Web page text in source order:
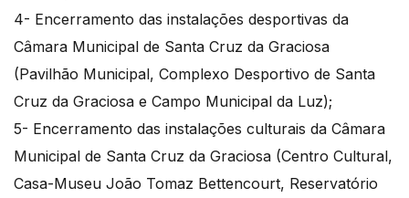
4- Encerramento das instalações desportivas da
Câmara Municipal de Santa Cruz da Graciosa
(Pavilhão Municipal, Complexo Desportivo de Santa
Cruz da Graciosa e Campo Municipal da Luz);
5- Encerramento das instalações culturais da Câmara
Municipal de Santa Cruz da Graciosa (Centro Cultural,
Casa-Museu João Tomaz Bettencourt, Reservatório